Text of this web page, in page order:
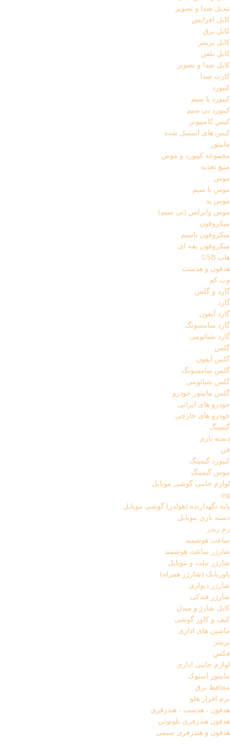
تبدیل صدا و تصویر
کابل افزایش
کابل برق
کابل پرینتر
کابل تلفن
کابل صدا و تصویر
کارت صدا
کیبورد
کیبورد با سیم
کیبورد بی سیم
کیس کامپیوتر
کیس های اسمبل شده
مانیتور
مجموعه کیبورد و موس
منبع تغذیه
موس
موس با سیم
موس پد
موس وایرلس (بی سیم)
میکروفون
میکروفون باسیم
میکروفون یقه ای
هاب USB
هدفون و هدست
وب کم
گارد و گلس
گارد
گارد آیفون
گارد سامسونگ
گارد شیائومی
گلس
گلس آیفون
گلس سامسونگ
گلس شیائومی
گلس مانیتور خودرو
خودرو های ایرانی
خودرو های خارجی
گیمینگ
دسته بازی
فن
کیبورد گیمینگ
موس گیمینگ
لوازم جانبی گوشی موبایل
otg
پایه نگهدارنده (هولدر) گوشی موبایل
دسته بازی موبایل
رم ریدر
ساعت هوشمند
شارژر ساعت هوشمند
شارژر تبلت و موبایل
پاوربانک (شارژر همراه)
شارژر دیواری
شارژر فندکی
کابل شارژ و مبدل
کیف و کاور گوشی
ماشین های اداری
پرینتر
فکس
لوازم جانبی اداری
مانیتور استوک
محافظ برق
نرم افزار هلو
هدفون ، هدست ، هندزفری
هدفون هندزفری بلوتوثی
هدفون و هندزفری سیمی